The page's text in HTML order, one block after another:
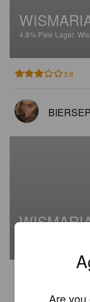
4.8% Pale Lager.
2.8
Are